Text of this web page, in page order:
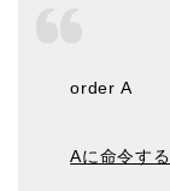
order A
Aに命令する